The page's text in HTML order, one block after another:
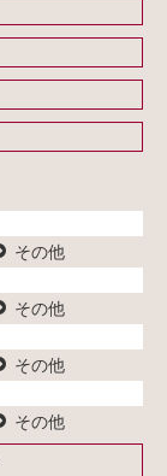
その他
その他
その他
その他